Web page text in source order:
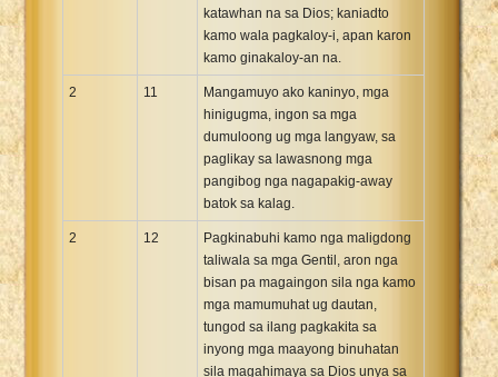
katawhan na sa Dios; kaniadto
kamo wala pagkaloy-i, apan karon
kamo ginakaloy-an na.
2 11
Mangamuyo ako kaninyo, mga
hinigugma, ingon sa mga
dumuloong ug mga langyaw, sa
paglikay sa lawasnong mga
pangibog nga nagapakig-away
batok sa kalag.
2 12
Pagkinabuhi kamo nga maligdong
taliwala sa mga Gentil, aron nga
bisan pa magaingon sila nga kamo
mga mamumuhat ug dautan,
tungod sa ilang pagkakita sa
inyong mga maayong binuhatan
sila magahimaya sa Dios unya sa